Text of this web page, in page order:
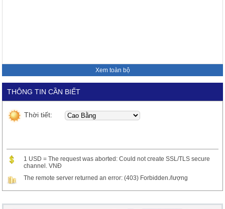
Xem toàn bộ
THÔNG TIN CẦN BIẾT
Thời tiết:
1 USD = The request was aborted: Could not create SSL/TLS secure
channel. VNĐ
The remote server returned an error: (403) Forbidden./lượng